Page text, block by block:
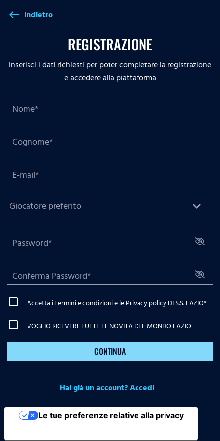
west Indietro
REGISTRAZIONE
Inserisci i dati richiesti per poter completare la registrazione
e accedere alla piattaforma
Accetta iTermini e condizionie lePrivacy policyDI S.S. LAZIO*
VOGLIO RICEVERE TUTTE LE NOVITA DEL MONDO LAZIO
CONTINUA
Hai già un account? Accedi
Le tue preferenze relative alla privacy